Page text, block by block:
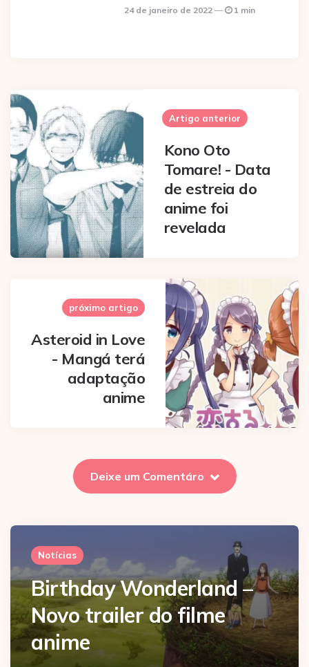
24 de janeiro de 2022 1 min
Post
navigation
Artigo anterior
Kono Oto
Tomare! - Data
de estreia do
anime foi
revelada
próximo artigo
Asteroid in Love
- Mangá terá
adaptação
anime
Deixe um Comentáro
Notícias
Birthday Wonderland –
Novo trailer do filme
anime